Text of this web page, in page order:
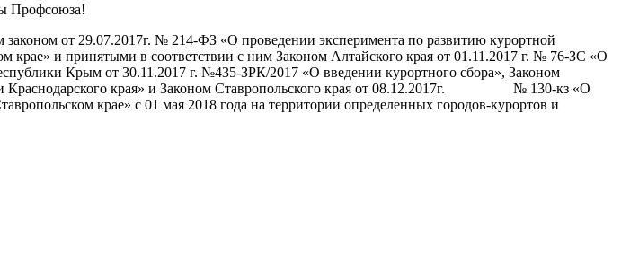
Профсоюза!
от 29.07.2017г. № 214-ФЗ «О проведении эксперимента по развитию курортной
и принятыми в соответствии с ним Законом Алтайского края от 01.11.2017 г. № 76-ЗС «О
Крым от 30.11.2017 г. №435-ЗРК/2017 «О введении курортного сбора», Законом
Краснодарского края» и Законом Ставропольского края от 08.12.2017г. № 130-кз «О
крае» с 01 мая 2018 года на территории определенных городов-курортов и